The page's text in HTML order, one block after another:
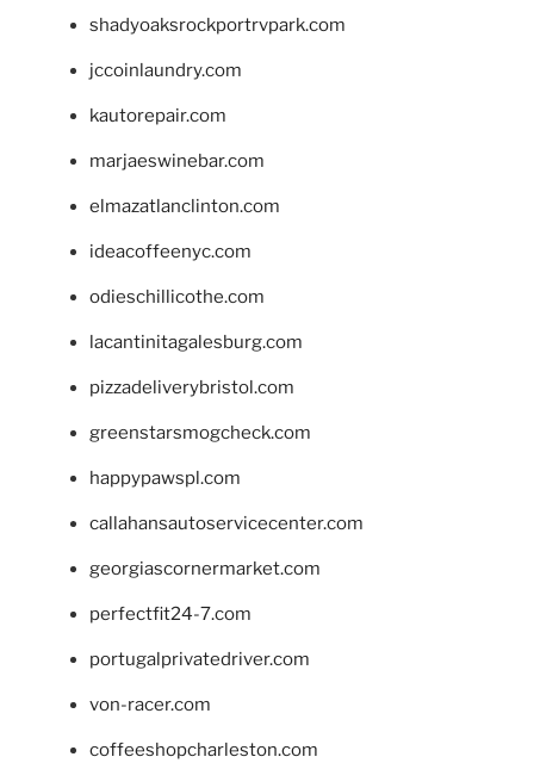
shadyoaksrockportrvpark.com
jccoinlaundry.com
kautorepair.com
marjaeswinebar.com
elmazatlanclinton.com
ideacoffeenyc.com
odieschillicothe.com
lacantinitagalesburg.com
pizzadeliverybristol.com
greenstarsmogcheck.com
happypawspl.com
callahansautoservicecenter.com
georgiascornermarket.com
perfectfit24-7.com
portugalprivatedriver.com
von-racer.com
coffeeshopcharleston.com